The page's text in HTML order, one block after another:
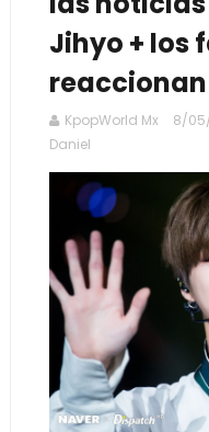
Jihyo + los
KpopWorld Mx 8/
Daniel